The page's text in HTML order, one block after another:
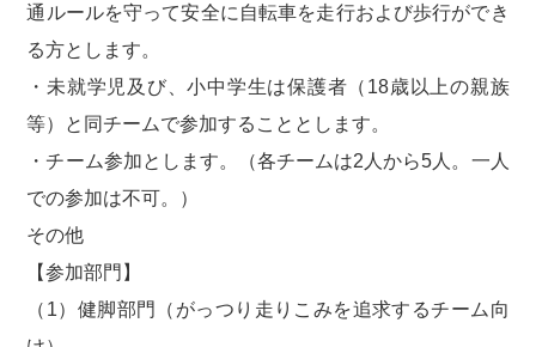
通ルールを守って安全に自転車を走行および歩行ができ
る方とします。
・未就学児及び、小中学生は保護者（18歳以上の親族
等）と同チームで参加することとします。
・チーム参加とします。（各チームは2人から5人。一人
での参加は不可。）
その他
【参加部門】
（1）健脚部門（がっつり走りこみを追求するチーム向